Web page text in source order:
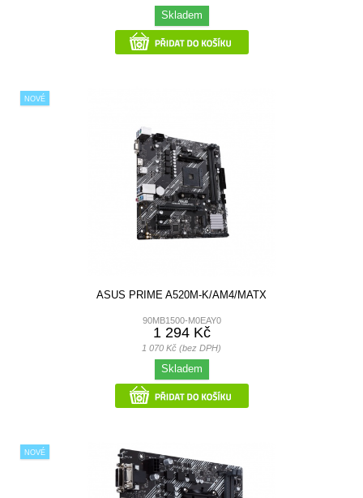
Skladem
NOVÉ
ASUS PRIME A520M-K/AM4/MATX
90MB1500-M0EAY0
1 294 Kč
1 070 Kč (bez DPH)
Skladem
NOVÉ